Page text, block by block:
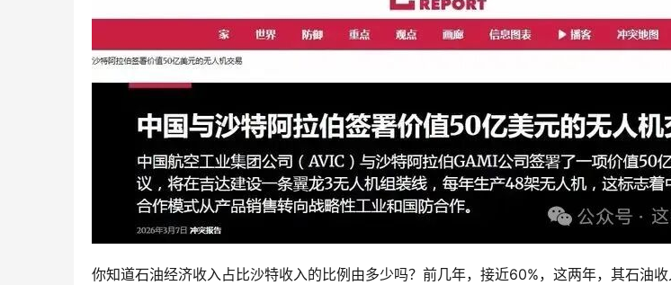
你知道石油经济收入占比沙特收入的比例由多少吗？前几年，接近60%，这两年，其石油